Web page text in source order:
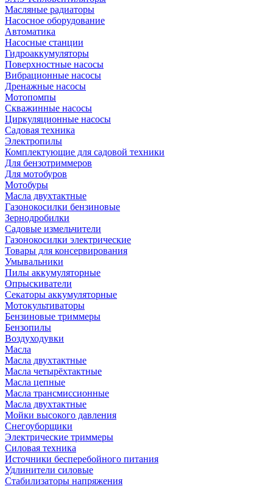
Масляные радиаторы
Насосное оборудование
Автоматика
Насосные станции
Гидроаккумуляторы
Поверхностные насосы
Вибрационные насосы
Дренажные насосы
Мотопомпы
Скважинные насосы
Циркуляционные насосы
Садовая техника
Электропилы
Комплектующие для садовой техники
Для бензотриммеров
Для мотобуров
Мотобуры
Масла двухтактные
Газонокосилки бензиновые
Зернодробилки
Садовые измельчители
Газонокосилки электрические
Товары для консервирования
Умывальники
Пилы аккумуляторные
Опрыскиватели
Секаторы аккумуляторные
Мотокультиваторы
Бензиновые триммеры
Бензопилы
Воздуходувки
Масла
Масла двухтактные
Масла четырёхтактные
Масла цепные
Масла трансмиссионные
Масла двухтактные
Мойки высокого давления
Снегоуборщики
Электрические триммеры
Силовая техника
Источники бесперебойного питания
Удлинители силовые
Стабилизаторы напряжения